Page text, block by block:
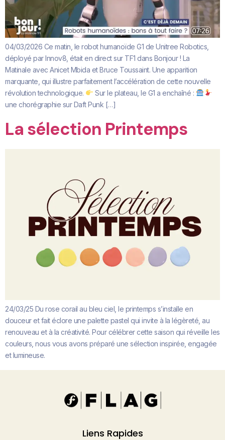
04/03/2026 Ce matin, le robot humanoïde G1 de Unitree Robotics,
déployé par Innov8, était en direct sur TF1 dans Bonjour ! La
Matinale avec Anicet Mbida et Bruce Toussaint. Une apparition
marquante, qui illustre parfaitement l’accélération de cette nouvelle
révolution technologique.
Sur le plateau, le G1 a enchaîné :
une chorégraphie sur Daft Punk […]
La sélection Printemps
24/03/25 Du rose corail au bleu ciel, le printemps s’installe en
douceur et fait éclore une palette pastel qui invite à la légèreté, au
renouveau et à la créativité. Pour célébrer cette saison qui réveille les
couleurs, nous vous avons préparé une sélection inspirée, engagée
et lumineuse.
Liens Rapides